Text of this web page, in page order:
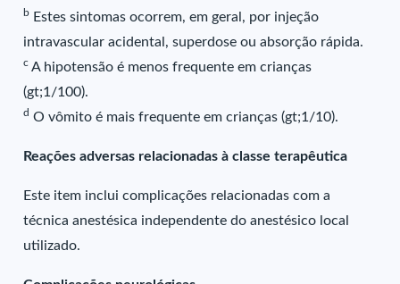
b Estes sintomas ocorrem, em geral, por injeção
intravascular acidental, superdose ou absorção rápida.
c A hipotensão é menos frequente em crianças
(gt;1/100).
d O vômito é mais frequente em crianças (gt;1/10).
Reações adversas relacionadas à classe terapêutica
Este item inclui complicações relacionadas com a
técnica anestésica independente do anestésico local
utilizado.